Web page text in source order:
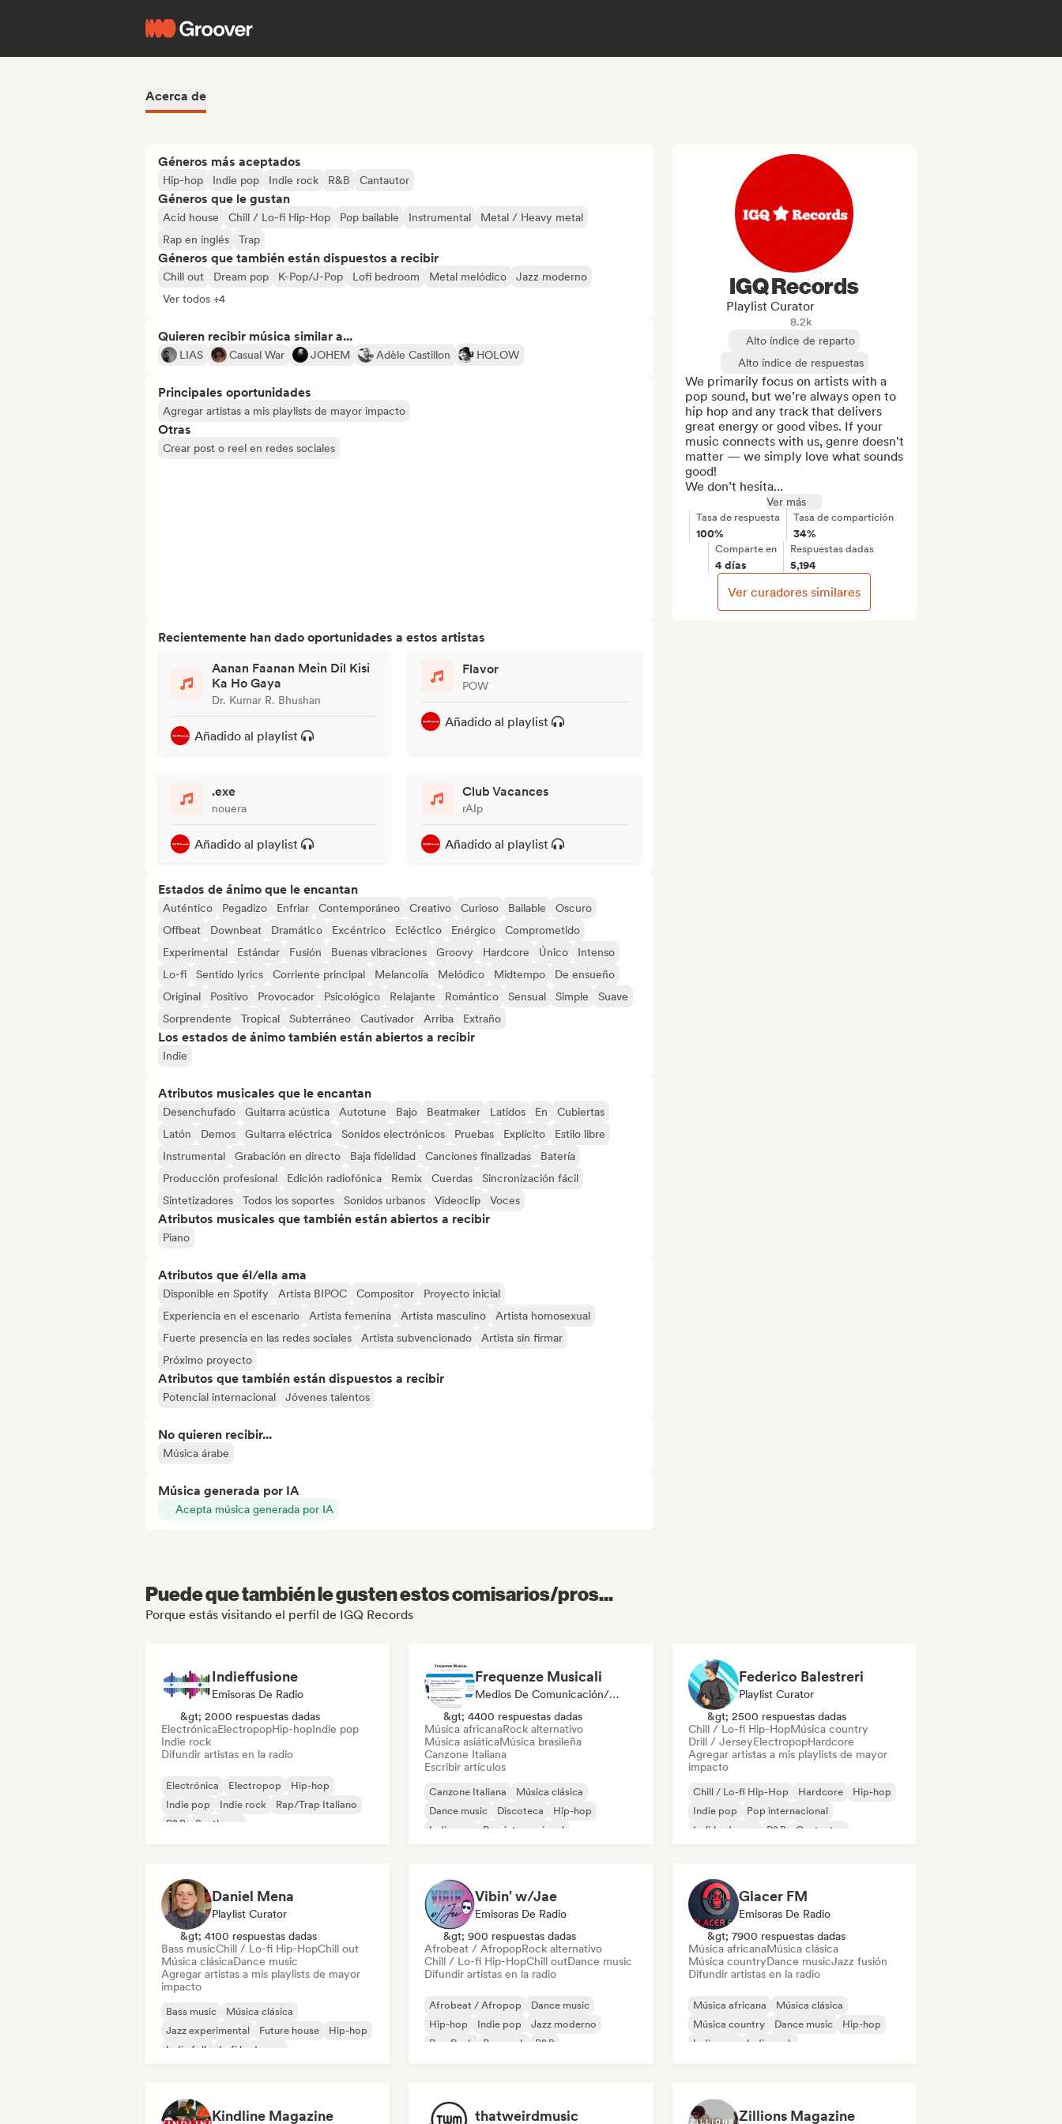
Acerca de
Géneros más aceptados
Hip-hop Indie pop Indie rock R&B Cantautor
Géneros que le gustan
Acid house Chill / Lo-fi Hip-Hop Pop bailable Instrumental
Metal / Heavy metal
Rap en inglés
Trap
Géneros que también están dispuestos a recibir
Chill out Dream pop K-Pop/J-Pop Lofi bedroom Metal melódico
Jazz moderno
Ver todos +4
Quieren recibir música similar a...
LIAS Casual War JOHEM Adèle Castillon HOLOW
Principales oportunidades
Agregar artistas a mis playlists de mayor impacto
Otras
Crear post o reel en redes sociales
Recientemente han dado oportunidades a estos artistas
Aanan Faanan Mein Dil Kisi
Ka Ho Gaya
Dr. Kumar R. Bhushan
Añadido al playlist
Flavor
POW
Añadido al playlist
.exe
nouera
Añadido al playlist
Club Vacances
rAIp
Añadido al playlist
Estados de ánimo que le encantan
Auténtico Pegadizo Enfriar Contemporáneo Creativo Curioso Bailable
Oscuro
Offbeat
Downbeat Dramático Excéntrico Ecléctico Enérgico
Comprometido
Experimental
Estándar Fusión Buenas vibraciones Groovy Hardcore Único
Intenso
Lo-fi
Sentido lyrics Corriente principal Melancolía Melódico Midtempo
De ensueño
Original
Positivo Provocador Psicológico Relajante Romántico Sensual Simple
Suave
Sorprendente
Tropical Subterráneo Cautivador Arriba Extraño
Los estados de ánimo también están abiertos a recibir
Indie
Atributos musicales que le encantan
Desenchufado Guitarra acústica Autotune Bajo Beatmaker Latidos En
Cubiertas
Latón
Demos Guitarra eléctrica Sonidos electrónicos Pruebas Explícito
Estilo libre
Instrumental
Grabación en directo Baja fidelidad Canciones finalizadas
Batería
Producción profesional
Edición radiofónica Remix Cuerdas
Sincronización fácil
Sintetizadores
Todos los soportes Sonidos urbanos Videoclip Voces
Atributos musicales que también están abiertos a recibir
Piano
Atributos que él/ella ama
Disponible en Spotify Artista BIPOC Compositor
Proyecto inicial
Experiencia en el escenario
Artista femenina Artista masculino
Artista homosexual
Fuerte presencia en las redes sociales
Artista subvencionado
Artista sin firmar
Próximo proyecto
Atributos que también están dispuestos a recibir
Potencial internacional Jóvenes talentos
No quieren recibir...
Música árabe
Música generada por IA
Acepta música generada por IA
IGQ Records
Playlist Curator
8.2k
Alto índice de reparto
Alto índice de respuestas
We primarily focus on artists with a
pop sound, but we’re always open to
hip hop and any track that delivers
great energy or good vibes. If your
music connects with us, genre doesn't
matter — we simply love what sounds
good!
We don’t hesita...
Ver más
Tasa de respuesta
100%
Tasa de compartición
34%
Comparte en
4 días
Respuestas dadas
5,194
Ver curadores similares
Puede que también le gusten estos comisarios/pros...
Porque estás visitando el perfil de IGQ Records
Indieffusione
Emisoras De Radio
&gt; 2000 respuestas dadas
ElectrónicaElectropopHip-hopIndie pop
Indie rock
Difundir artistas en la radio
Electrónica Electropop
Hip-hop
Indie pop
Indie rock
Rap/Trap Italiano
R&B
Synthpop
Frequenze Musicali
Medios De Comunicación/Periodista
&gt; 4400 respuestas dadas
Música africanaRock alternativo
Música asiáticaMúsica brasileña
Canzone Italiana
Escribir artículos
Canzone Italiana
Música clásica
Dance music
Discoteca
Hip-hop
Indie pop
Pop internacional
Federico Balestreri
Playlist Curator
&gt; 2500 respuestas dadas
Chill / Lo-fi Hip-HopMúsica country
Drill / JerseyElectropopHardcore
Agregar artistas a mis playlists de mayor
impacto
Chill / Lo-fi Hip-Hop Hardcore
Hip-hop
Indie pop
Pop internacional
Lofi bedroom
R&B Cantautor
Daniel Mena
Playlist Curator
&gt; 4100 respuestas dadas
Bass musicChill / Lo-fi Hip-HopChill out
Música clásicaDance music
Agregar artistas a mis playlists de mayor
impacto
Bass music
Música clásica
Jazz experimental
Future house
Hip-hop
Indie folk
Lofi bedroom
Vibin' w/Jae
Emisoras De Radio
&gt; 900 respuestas dadas
Afrobeat / AfropopRock alternativo
Chill / Lo-fi Hip-HopChill outDance music
Difundir artistas en la radio
Afrobeat / Afropop
Dance music
Hip-hop
Indie pop
Jazz moderno
Pop Punk
Pop rock R&B
Glacer FM
Emisoras De Radio
&gt; 7900 respuestas dadas
Música africanaMúsica clásica
Música countryDance musicJazz fusión
Difundir artistas en la radio
Música africana
Música clásica
Música country
Dance music
Hip-hop
Indie pop
Indie rock
Kindline Magazine thatweirdmusic Zillions Magazine